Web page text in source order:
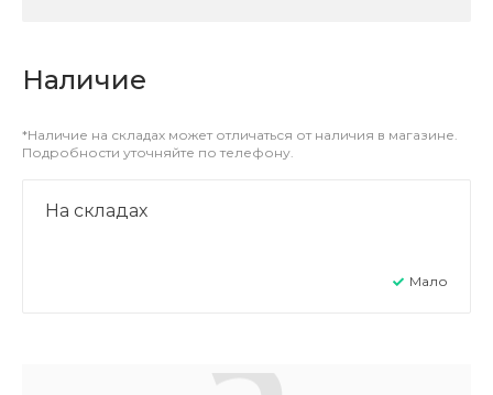
Наличие
*Наличие на складах может отличаться от наличия в магазине.
Подробности уточняйте по телефону.
На складах
Мало